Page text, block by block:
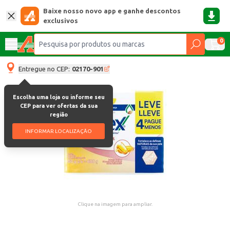
Baixe nosso novo app e ganhe descontos
exclusivos
0
Entregue no CEP: 02170-901
Escolha uma loja ou informe seu
CEP para ver ofertas da sua
região
INFORMAR LOCALIZAÇÃO
Clique na imagem para ampliar.